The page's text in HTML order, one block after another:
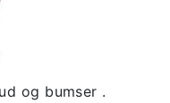
og bumser .